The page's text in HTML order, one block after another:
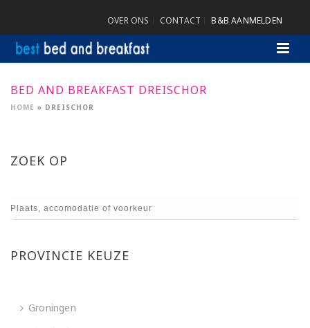
OVER ONS CONTACT B&B AANMELDEN
BED AND BREAKFAST DREISCHOR
HOME » DREISCHOR
ZOEK OP
PROVINCIE KEUZE
Groningen